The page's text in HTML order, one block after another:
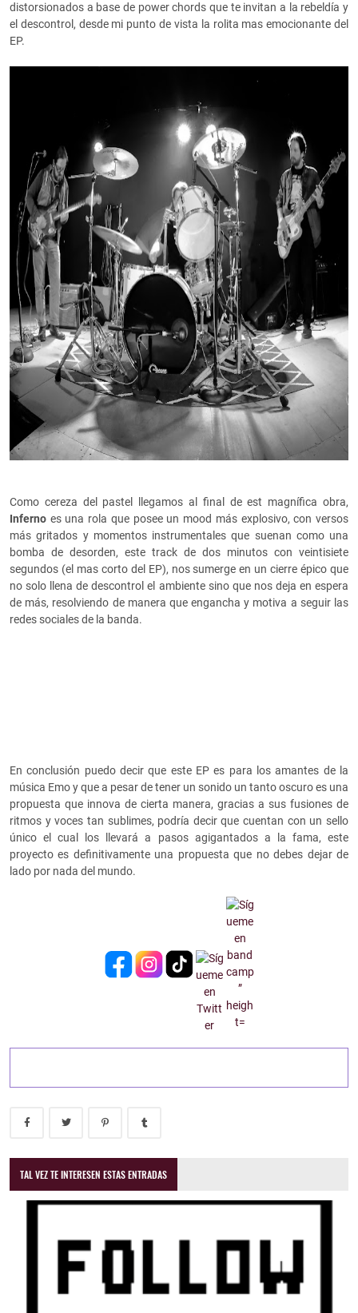
distorsionados a base de power chords que te invitan a la rebeldía y
el descontrol, desde mi punto de vista la rolita mas emocionante del
EP.
Como cereza del pastel llegamos al final de est magnífica obra,
Inferno es una rola que posee un mood más explosivo, con versos
más gritados y momentos instrumentales que suenan como una
bomba de desorden, este track de dos minutos con veintisiete
segundos (el mas corto del EP), nos sumerge en un cierre épico que
no solo llena de descontrol el ambiente sino que nos deja en espera
de más, resolviendo de manera que engancha y motiva a seguir las
redes sociales de la banda.
En conclusión puedo decir que este EP es para los amantes de la
música Emo y que a pesar de tener un sonido un tanto oscuro es una
propuesta que innova de cierta manera, gracias a sus fusiones de
ritmos y voces tan sublimes, podría decir que cuentan con un sello
único el cual los llevará a pasos agigantados a la fama, este
proyecto es definitivamente una propuesta que no debes dejar de
lado por nada del mundo.
TAL VEZ TE INTERESEN ESTAS ENTRADAS